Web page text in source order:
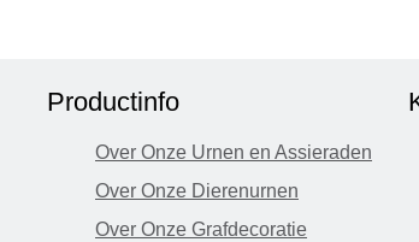
Productinfo
Over Onze Urnen en Assieraden
Over Onze Dierenurnen
Over Onze Grafdecoratie